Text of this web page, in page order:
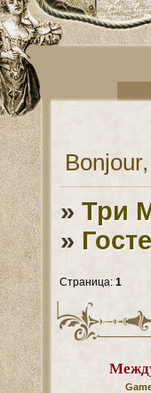
»Три
»
Страница: 1